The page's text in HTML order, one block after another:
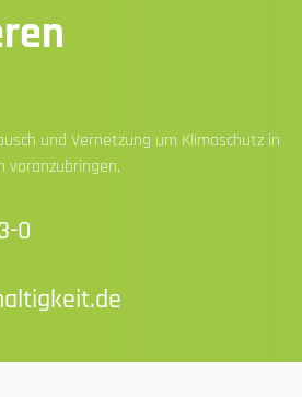
und Vernetzung um Klimaschutz in
voranzubringen.
0